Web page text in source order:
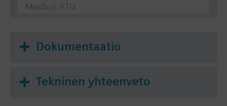
Modbus RTU
Dokumentaatio
Tekninen yhteenveto